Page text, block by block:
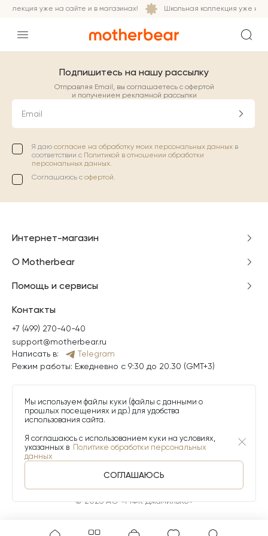
уже на сайте и в магазинах! Школьная коллекция уже на
Подпишитесь на нашу рассылку
Отправляя Email, вы соглашаетесь с офертой
и получением рекламной рассылки
Email
Я даю согласие на обработку моих персональных данных в
соответствии с Политикой в отношении обработки
персональных данных.
Соглашаюсь с офертой.
Интернет-магазин
О Motherbear
Помощь и сервисы
Контакты
+7 (499) 270-40-40
support@motherbear.ru
Написать в:
Telegram
Режим работы: Ежедневно с 9:30 до 20.30 (GMT+3)
© 2026 АО «МФК ДжамильКо»
Мы используем файлы куки (файлы с данными о
прошлых посещениях и др.) для удобства
использования сайта.
Я соглашаюсь с использованием куки на условиях,
указанных в Политике обработки персональных
данных
СОГЛАШАЮСЬ